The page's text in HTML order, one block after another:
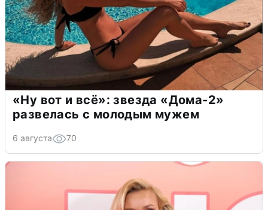
«Ну вот и всё»: звезда «Дома-2»
развелась с молодым мужем
6 августа 70